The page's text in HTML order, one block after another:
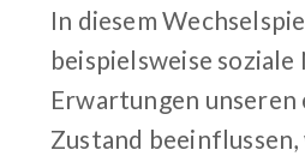
In diesem
beispielsweise soziale
Erwartungen
Zustand beeinflussen,